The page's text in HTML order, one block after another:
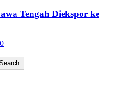
Tengah Diekspor ke
0
Search